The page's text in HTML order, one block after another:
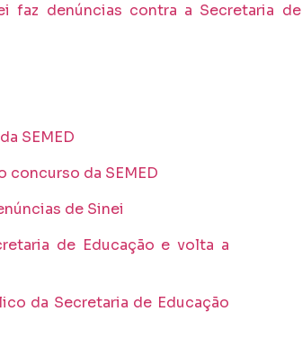
faz denúncias contra a Secretaria de
SEMED
concurso da SEMED
de Sinei
de Educação e volta a
da Secretaria de Educação